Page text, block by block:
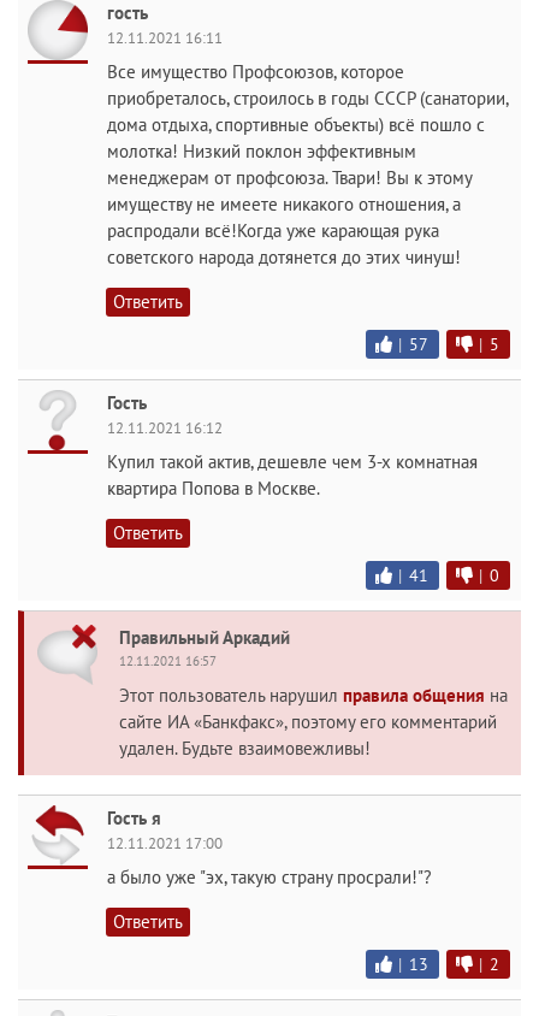
гость
12.11.2021 16:11
Все имущество Профсоюзов, которое
приобреталось, строилось в годы СССР (санатории,
дома отдыха, спортивные объекты) всё пошло с
молотка! Низкий поклон эффективным
менеджерам от профсоюза. Твари! Вы к этому
имуществу не имеете никакого отношения, а
распродали всё!Когда уже карающая рука
советского народа дотянется до этих чинуш!
Ответить
| 57 | 5
Гость
12.11.2021 16:12
Купил такой актив, дешевле чем 3-х комнатная
квартира Попова в Москве.
Ответить
| 41 | 0
Правильный Аркадий
12.11.2021 16:57
Этот пользователь нарушил правила общения на
сайте ИА «Банкфакс», поэтому его комментарий
удален. Будьте взаимовежливы!
Гость я
12.11.2021 17:00
а было уже "эх, такую страну просрали!"?
Ответить
| 13 | 2